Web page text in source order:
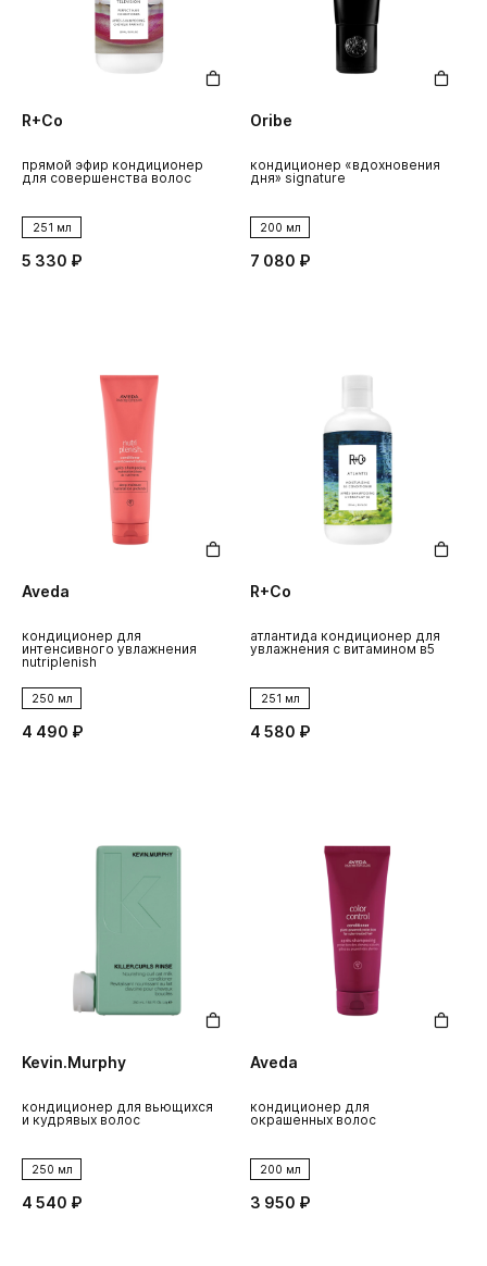
R+Co
прямой эфир кондиционер
для совершенства волос
251 мл
5 330 ₽
Oribe
кондиционер «вдохновения
дня» signature
200 мл
7 080 ₽
Aveda
кондиционер для
интенсивного увлажнения
nutriplenish
250 мл
4 490 ₽
R+Co
атлантида кондиционер для
увлажнения с витамином в5
251 мл
4 580 ₽
Kevin.Murphy
кондиционер для вьющихся
и кудрявых волос
250 мл
4 540 ₽
Aveda
кондиционер для
окрашенных волос
200 мл
3 950 ₽